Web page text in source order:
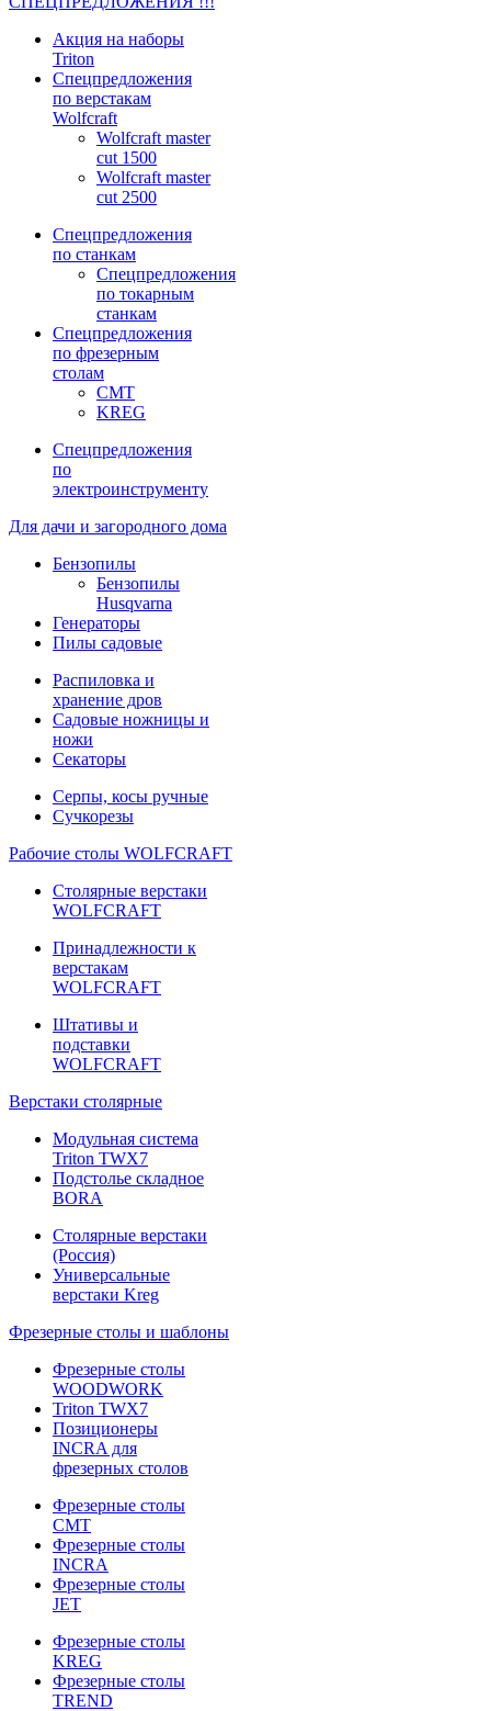
Акция на наборы
Triton
Спецпредложения
по верстакам
Wolfcraft
Wolfcraft master
cut 1500
Wolfcraft master
cut 2500
Спецпредложения
по станкам
Спецпредложения
по токарным
станкам
Спецпредложения
по фрезерным
столам
CMT
KREG
Спецпредложения
по
электроинструменту
Для дачи и загородного дома
Бензопилы
Бензопилы
Husqvarna
Генераторы
Пилы садовые
Распиловка и
хранение дров
Садовые ножницы и
ножи
Секаторы
Серпы, косы ручные
Сучкорезы
Рабочие столы WOLFCRAFT
Столярные верстаки
WOLFCRAFT
Принадлежности к
верстакам
WOLFCRAFT
Штативы и
подставки
WOLFCRAFT
Верстаки столярные
Модульная система
Triton TWX7
Подстолье складное
BORA
Столярные верстаки
(Россия)
Универсальные
верстаки Kreg
Фрезерные столы и шаблоны
Фрезерные столы
WOODWORK
Triton TWX7
Позиционеры
INCRA для
фрезерных столов
Фрезерные столы
CMT
Фрезерные столы
INCRA
Фрезерные столы
JET
Фрезерные столы
KREG
Фрезерные столы
TREND